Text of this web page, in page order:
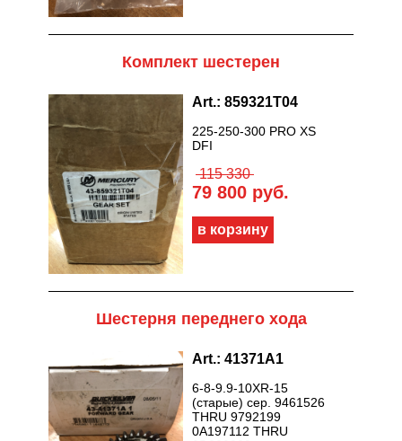
Комплект шестерен
Art.: 859321T04
225-250-300 PRO XS
DFI
115 330
79 800 руб.
Шестерня переднего хода
Art.: 41371A1
6-8-9.9-10XR-15
(старые) сер. 9461526
THRU 9792199
0A197112 THRU